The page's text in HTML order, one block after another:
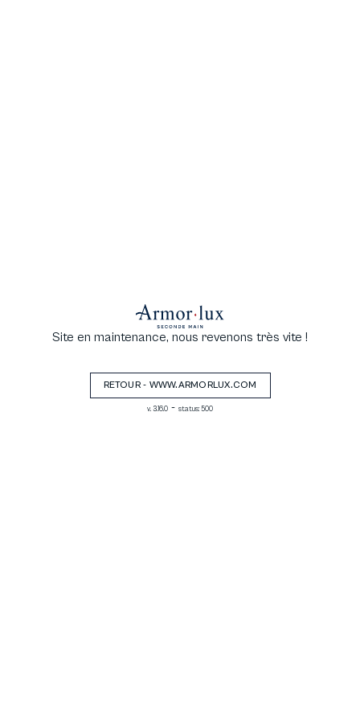
Site en maintenance, nous revenons très vite !
RETOUR - WWW.ARMORLUX.COM
v. 3.16.0 - status: 500